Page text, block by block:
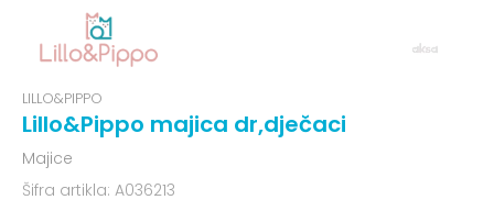
LILLO&PIPPO
Lillo&Pippo majica dr,dječaci
Majice
Šifra artikla: A036213